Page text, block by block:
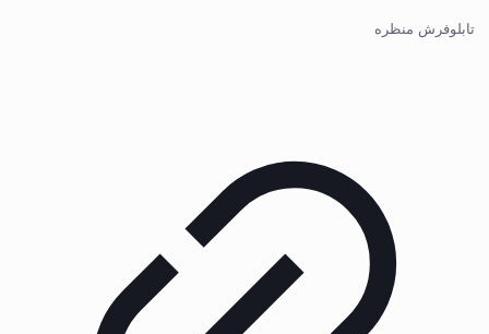
تابلوفرش منظره